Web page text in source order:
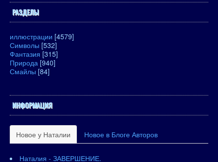
РАЗДЕЛЫ
иллюстрации [4579]
Символы [532]
Фантазия [315]
Природа [940]
Смайлы [84]
ИНФОРМАЦИЯ
Новое у Наталии Новое в Блоге Авторов
Наталия - ЗАВЕРШЕНИЕ.